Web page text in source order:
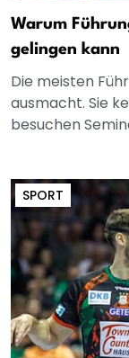
Warum
gelingen kann
Die meisten
ausmacht. Sie
besuchen
SPORT